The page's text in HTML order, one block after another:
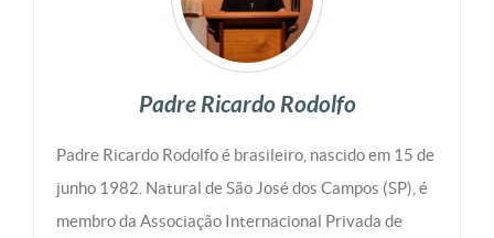
Padre Ricardo Rodolfo
Padre Ricardo Rodolfo é brasileiro, nascido em 15 de
junho 1982. Natural de São José dos Campos (SP), é
membro da Associação Internacional Privada de